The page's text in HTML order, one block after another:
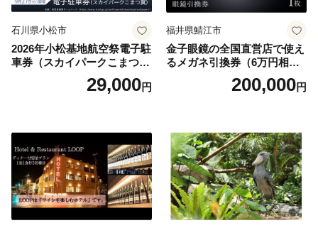
石川県小松市
2026年小松基地航空祭電子駐
車券（スカイパークこまつ
翼） 駐車場 シャトルバスの
りばすぐ 石川県 小松市
29,000円
福井県鯖江市
金子眼鏡の全国直営店で使え
るメガネ引換券（6万円相
当） Platinum200,000円